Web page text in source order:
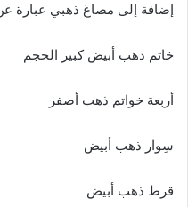
إضافة إلى مصاغ ذهبي عبارة
خاتم ذهب أبيض كبير الحجم
أربعة خواتم ذهب أصفر
سِوار ذهب أبيض
قرط ذهب أبيض